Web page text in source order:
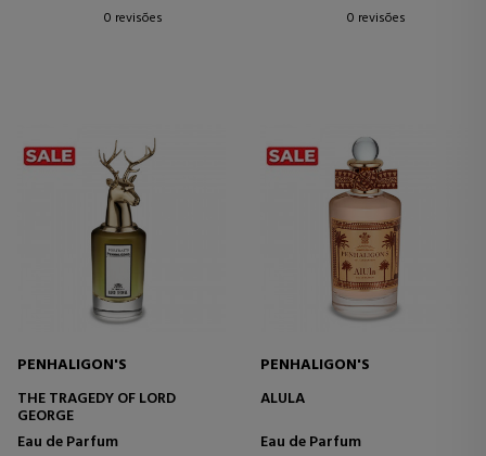
0 revisões
0 revisões
PENHALIGON'S
THE TRAGEDY OF LORD
GEORGE
Eau de Parfum
PENHALIGON'S
ALULA
Eau de Parfum